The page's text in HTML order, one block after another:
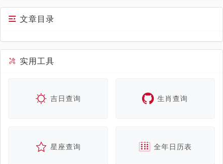
文章目录
实用工具
吉日查询 生肖查询
星座查询 全年日历表